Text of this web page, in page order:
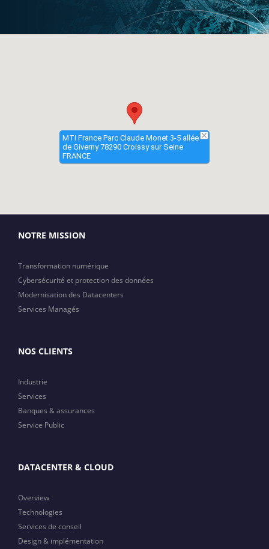
MTI France Parc Claude Monet 3-5 allée
de Giverny 78290 Croissy sur Seine
FRANCE
NOTRE MISSION
Transformation numérique
Cybersécurité et protection des données
Modernisation des Datacenters
Services Managés
NOS CLIENTS
Industrie
Services
Banques & assurances
Service Public
DATACENTER & CLOUD
Overview
Technologies
Services de conseil
Design & implémentation